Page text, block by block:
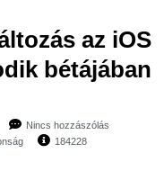
az iOS
bétájában
Nincs hozzászólás
184228